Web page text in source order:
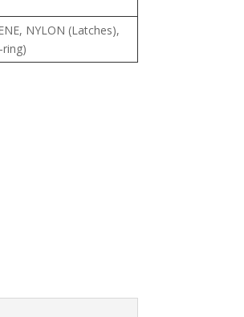
NYLON (Latches),
ring)